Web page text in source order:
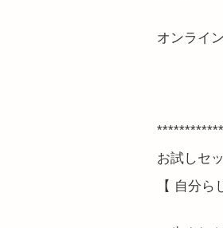
オンライ
お試しセ
【 自分ら